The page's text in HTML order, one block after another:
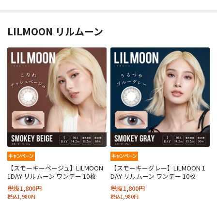
LILMOON リルムーン
【スモーキーベージュ】LILMOON
1DAY リルムーン ワンデー 10枚
税抜1,800円
税込1,980円
【スモーキーグレー】LILMOON 1
DAY リルムーン ワンデー 10枚
税抜1,800円
税込1,980円